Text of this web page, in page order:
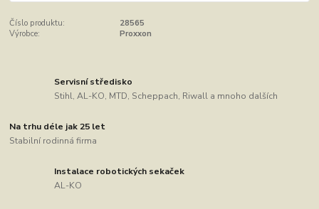
Číslo produktu:
28565
Výrobce:
Proxxon
Servisní středisko
Stihl, AL-KO, MTD, Scheppach, Riwall a mnoho dalších
Na trhu déle jak 25 let
Stabilní rodinná firma
Instalace robotických sekaček
AL-KO